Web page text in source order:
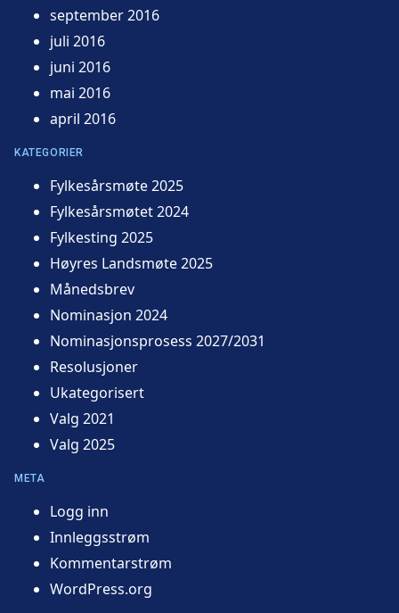
september 2016
juli 2016
juni 2016
mai 2016
april 2016
KATEGORIER
Fylkesårsmøte 2025
Fylkesårsmøtet 2024
Fylkesting 2025
Høyres Landsmøte 2025
Månedsbrev
Nominasjon 2024
Nominasjonsprosess 2027/2031
Resolusjoner
Ukategorisert
Valg 2021
Valg 2025
META
Logg inn
Innleggsstrøm
Kommentarstrøm
WordPress.org